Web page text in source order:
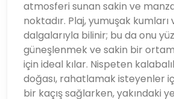
atmosferi sunan sakin ve
noktadır. Plaj, yumuşak kumları
dalgalarıyla bilinir; bu da onu
güneşlenmek ve sakin bir
için ideal kılar. Nispeten
doğası, rahatlamak isteyenler
bir kaçış sağlarken, yakındaki